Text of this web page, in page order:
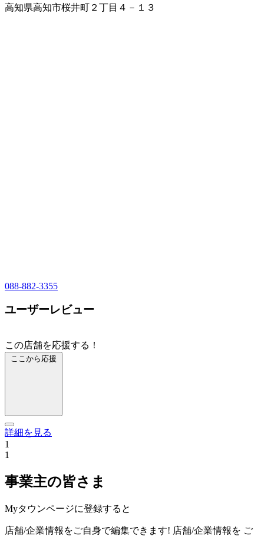
高知県高知市桜井町２丁目４－１３
088-882-3355
ユーザーレビュー
この店舗を応援する！
ここから応援
詳細を見る
1
1
事業主の皆さま
Myタウンページに登録すると
店舗/企業情報をご自身で編集できます! 店舗/企業情報を ご